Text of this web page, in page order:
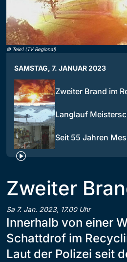
© Tele1 (TV Regional)
SAMSTAG, 7. JANUAR 2023
Zweiter Brand im
Langlauf
Seit 55 Jahren
Zweiter
Sa 7. Jan. 2023, 17.00 Uhr
Innerhalb von einer
Schattdrof im
Laut der Polizei seit